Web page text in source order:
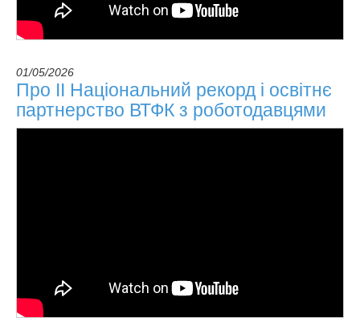
01/05/2026
Про ІІ Національний рекорд і освітнє
партнерство ВТФК з роботодавцями